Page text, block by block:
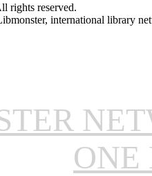
rights reserved.
international library
ONE